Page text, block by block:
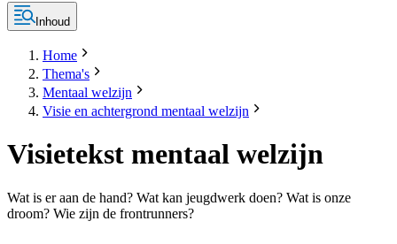
Inhoud
Home
Thema's
Mentaal welzijn
Visie en achtergrond mentaal welzijn
Visietekst mentaal welzijn
Wat is er aan de hand? Wat kan jeugdwerk doen? Wat is onze
droom? Wie zijn de frontrunners?